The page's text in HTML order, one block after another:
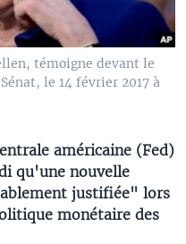
témoigne devant le
le 14 février 2017 à
américaine (Fed)
qu'une nouvelle
justifiée" lors
monétaire des